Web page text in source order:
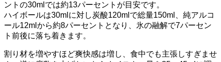
ントの30mlでは約13パーセントが目安です。
ハイボールは30mlに対し炭酸120mlで総量150ml、純アルコ
ール12mlから約8パーセントとなり、氷の融解で7パーセン
ト前後に落ち着きます。
割り材を増やすほど爽快感は増し、食中でも主張しすぎませ